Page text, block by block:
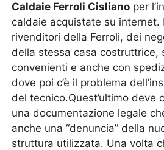
Caldaie Ferroli Cisliano per
caldaie acquistate su internet.
rivenditori della Ferroli, dei
della stessa casa costruttrice,
convenienti e anche con
dove poi c’è il problema
del tecnico.Quest’ultimo deve
una documentazione legale
anche una “denuncia” della
struttura utilizzata. Una volta